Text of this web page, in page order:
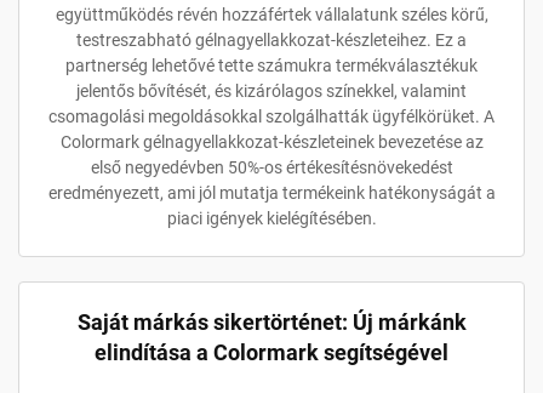
együttműködés révén hozzáfértek vállalatunk széles körű,
testreszabható gélnagyellakkozat-készleteihez. Ez a
partnerség lehetővé tette számukra termékválasztékuk
jelentős bővítését, és kizárólagos színekkel, valamint
csomagolási megoldásokkal szolgálhatták ügyfélkörüket. A
Colormark gélnagyellakkozat-készleteinek bevezetése az
első negyedévben 50%-os értékesítésnövekedést
eredményezett, ami jól mutatja termékeink hatékonyságát a
piaci igények kielégítésében.
Saját márkás sikertörténet: Új márkánk
elindítása a Colormark segítségével